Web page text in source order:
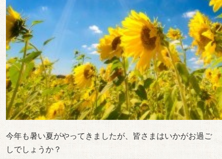
今年も暑い夏がやってきましたが、皆さまはいかがお過ご
しでしょうか？